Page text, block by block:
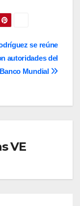
se reúne
autoridades del
Banco Mundial
VE